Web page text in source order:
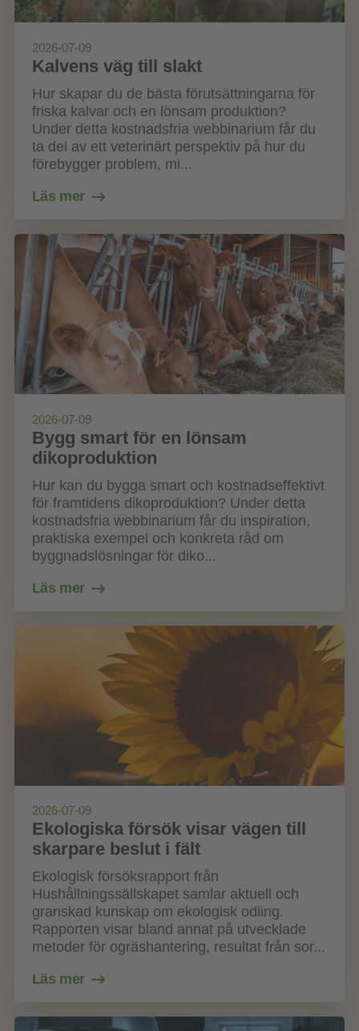
2026-07-09
Kalvens väg till slakt
Hur skapar du de bästa förutsättningarna för
friska kalvar och en lönsam produktion?
Under detta kostnadsfria webbinarium får du
ta del av ett veterinärt perspektiv på hur du
förebygger problem, mi...
Läs mer
2026-07-09
Bygg smart för en lönsam
dikoproduktion
Hur kan du bygga smart och kostnadseffektivt
för framtidens dikoproduktion? Under detta
kostnadsfria webbinarium får du inspiration,
praktiska exempel och konkreta råd om
byggnadslösningar för diko...
Läs mer
2026-07-09
Ekologiska försök visar vägen till
skarpare beslut i fält
Ekologisk försöksrapport från
Hushållningssällskapet samlar aktuell och
granskad kunskap om ekologisk odling.
Rapporten visar bland annat på utvecklade
metoder för ogräshantering, resultat från sor...
Läs mer